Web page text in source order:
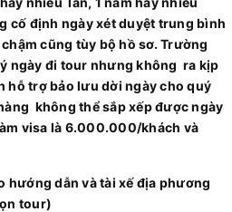
cố định ngày xét duyệt trung bình
cũng tùy bộ hồ sơ. Trường
ngày đi tour nhưng không ra kịp
hỗ trợ bảo lưu dời ngày cho quý
không thể sắp xếp được ngày
visa là 6.000.000/khách và
hướng dẫn và tài xế địa phương
tour)